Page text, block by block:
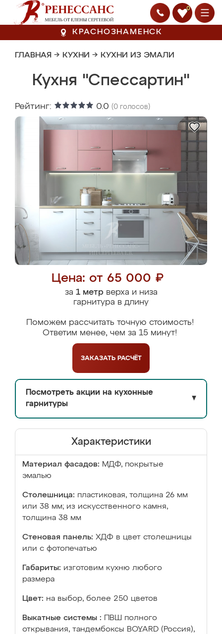
0
КРАСНОЗНАМЕНСК
ГЛАВНАЯ → КУХНИ → КУХНИ ИЗ ЭМАЛИ
Кухня "Спессартин"
Рейтинг: 0.0 (0 голосов)
Цена: от 65 000 ₽
за 1 метрверха и низа
гарнитура в длину
Поможем рассчитать точную стоимость!
Ответим менее, чем за 15 минут!
ЗАКАЗАТЬ РАСЧЁТ
Посмотреть акции на кухонные
гарнитуры
▼
Характеристики
Материал фасадов: МДФ, покрытые
эмалью
Столешница: пластиковая, толщина 26 мм
или 38 мм; из искусственного камня,
толщина 38 мм
Стеновая панель: ХДФ в цвет столешницы
или с фотопечатью
Габариты: изготовим кухню любого
размера
Цвет: на выбор, более 250 цветов
Выкатные системы :
ПВШ полного
открывания, тандембоксы BOYARD (Россия),